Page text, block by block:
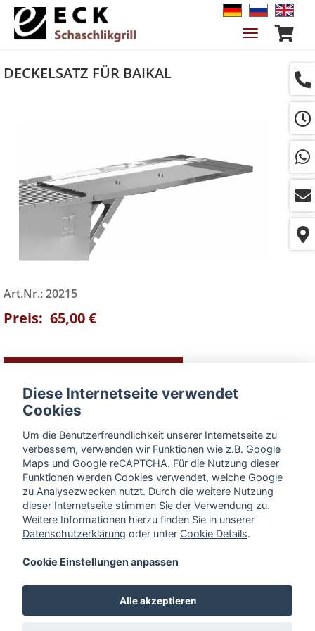
Navigation
DECKELSATZ FÜR BAIKAL
Art.Nr.: 20215
Preis: 65,00 €
Produkt-Vorteile im Überblick
► schützt den Grill
► dient im geöffneten Zustand als Ablagefläche
BESCHREIBUNG
« zurück zum Produkt
Diese Internetseite verwendet
Cookies
Um die Benutzerfreundlichkeit unserer Internetseite zu
verbessern, verwenden wir Funktionen wie z.B. Google
Maps und Google reCAPTCHA. Für die Nutzung dieser
Funktionen werden Cookies verwendet, welche Google
zu Analysezwecken nutzt. Durch die weitere Nutzung
dieser Internetseite stimmen Sie der Verwendung zu.
Weitere Informationen hierzu finden Sie in unserer
Datenschutzerklärung oder unter Cookie Details.
Cookie Einstellungen anpassen
Alle akzeptieren